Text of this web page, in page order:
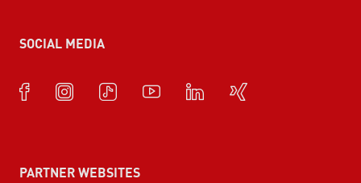
SOCIAL MEDIA
PARTNER WEBSITES